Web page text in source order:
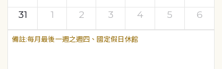
31
1 2 3 4 5 6
每月最後一週之週四、國定假日休館